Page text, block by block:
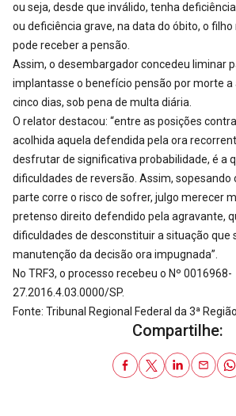
ou seja, desde que inválido, tenha
ou deficiência grave, na data do óbito, o
pode receber a pensão.
Assim, o desembargador concedeu liminar
implantasse o benefício pensão por morte a
cinco dias, sob pena de multa diária.
O relator destacou: “entre as posições
acolhida aquela defendida pela ora
desfrutar de significativa probabilidade, é a
dificuldades de reversão. Assim, sopesando
parte corre o risco de sofrer, julgo merecer
pretenso direito defendido pela agravante,
dificuldades de desconstituir a situação que
manutenção da decisão ora impugnada”.
No TRF3, o processo recebeu o Nº 0016968-
27.2016.4.03.0000/SP.
Fonte: Tribunal Regional Federal da 3ª Região
Compartilhe: